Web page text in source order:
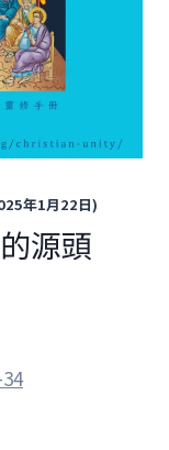
年1月22日)
源頭